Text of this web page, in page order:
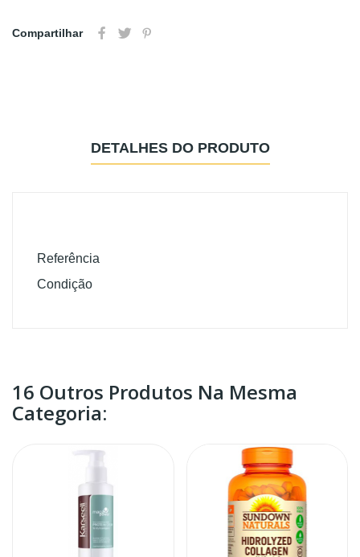
Compartilhar
DETALHES DO PRODUTO
Referência
Condição
16 Outros Produtos Na Mesma
Categoria: